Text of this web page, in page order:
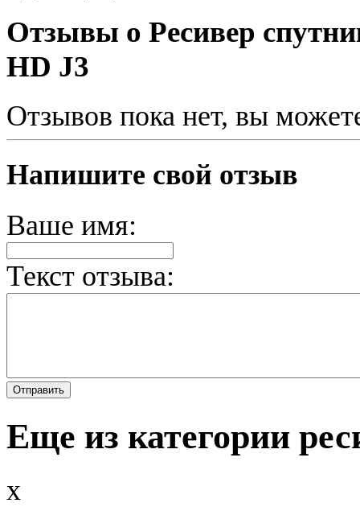
Отзывы о Ресивер
HD J3
Отзывов пока нет, вы
Напишите свой отзыв
Ваше имя:
Текст отзыва:
Еще из категории
x